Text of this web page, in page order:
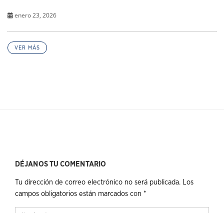
enero 23, 2026
VER MÁS
DÉJANOS TU COMENTARIO
Tu dirección de correo electrónico no será publicada. Los
campos obligatorios están marcados con *